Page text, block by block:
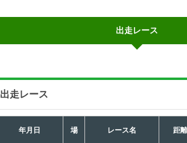
出走レース
出走レース
年月日 場 レース名 距離